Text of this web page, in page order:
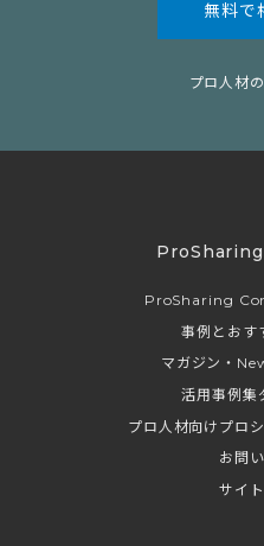
無料で
プロ人材
ProSharing
事例とおす
マガジン・
活用事例集
プロ人材向けプロ
お問
サイ